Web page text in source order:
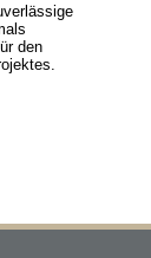
den